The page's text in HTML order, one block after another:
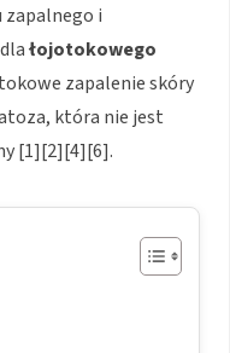
i
łojotokowego
zapalenie skóry
która nie jest
[1][2][4][6].